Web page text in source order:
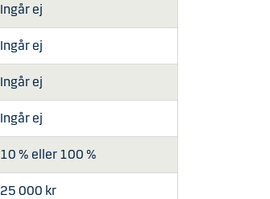
Ingår ej
Ingår ej
Ingår ej
Ingår ej
10 % eller 100 %
25 000 kr